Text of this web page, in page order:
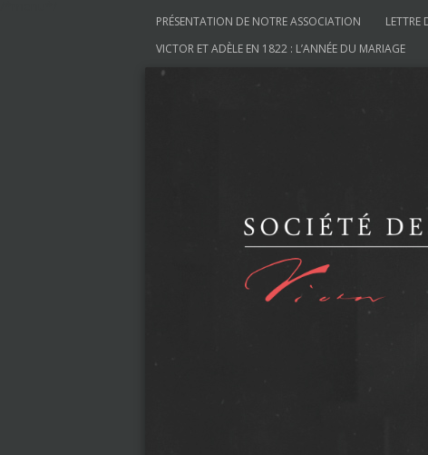
Aller au contenu
PRÉSENTATION DE NOTRE ASSOCIATION LETTRE
VICTOR ET ADÈLE EN 1822 : L’ANNÉE DU MARIAGE